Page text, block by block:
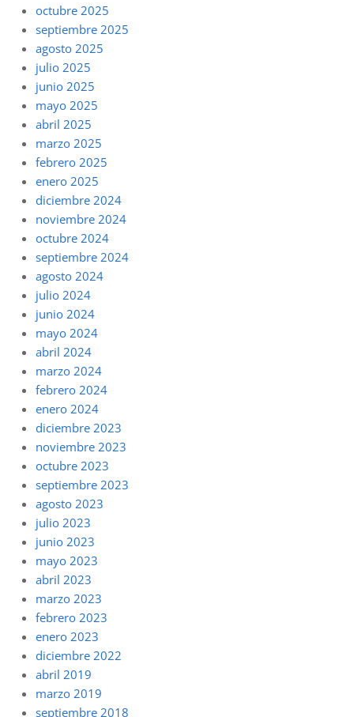
octubre 2025
septiembre 2025
agosto 2025
julio 2025
junio 2025
mayo 2025
abril 2025
marzo 2025
febrero 2025
enero 2025
diciembre 2024
noviembre 2024
octubre 2024
septiembre 2024
agosto 2024
julio 2024
junio 2024
mayo 2024
abril 2024
marzo 2024
febrero 2024
enero 2024
diciembre 2023
noviembre 2023
octubre 2023
septiembre 2023
agosto 2023
julio 2023
junio 2023
mayo 2023
abril 2023
marzo 2023
febrero 2023
enero 2023
diciembre 2022
abril 2019
marzo 2019
septiembre 2018